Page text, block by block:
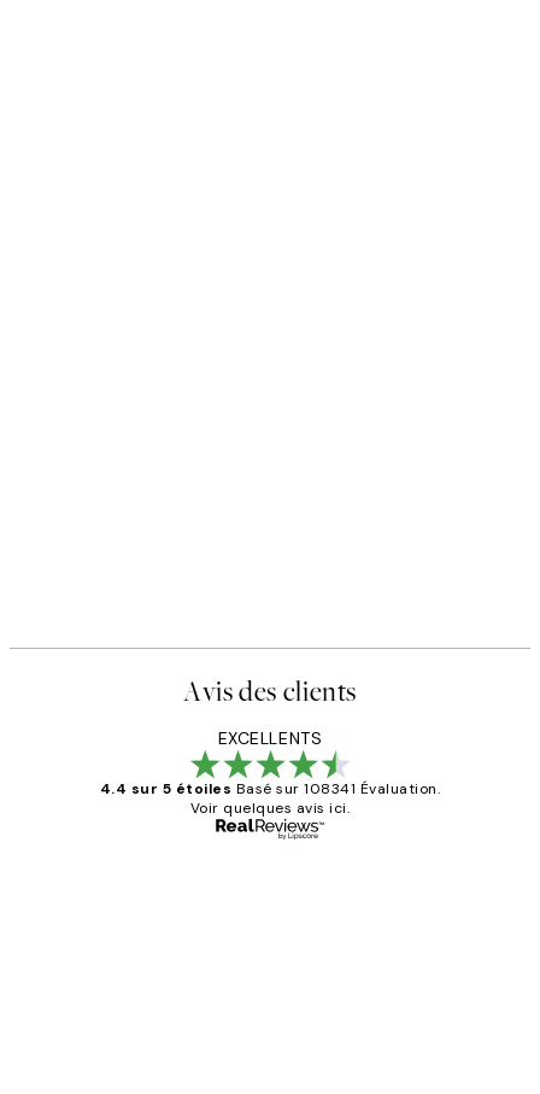
Avis des clients
EXCELLENTS
4.4 sur 5 étoiles Basé sur 108341 Évaluation.
Voir quelques avis ici.